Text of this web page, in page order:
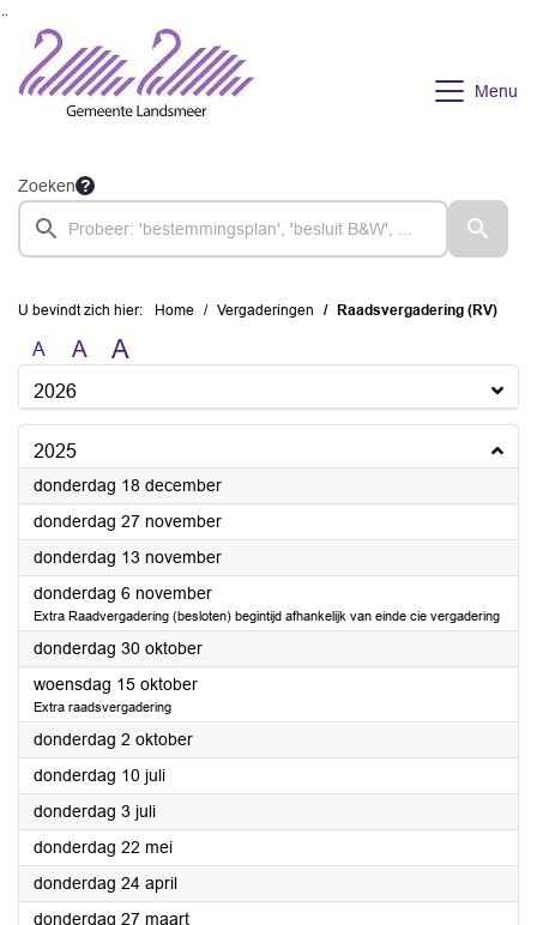
Ga naar de inhoud van deze pagina
Ga naar het zoeken
Ga naar het menu
Menu
Zoeken
U bevindt zich hier: Home Vergaderingen Raadsvergadering (RV)
A A A
2026
2025
donderdag 18 december2025
donderdag 27 november2025
donderdag 13 november2025
donderdag 6 november2025
Extra Raadvergadering (besloten) begintijd afhankelijk van einde cie vergadering
donderdag 30 oktober2025
woensdag 15 oktober2025
Extra raadsvergadering
donderdag 2 oktober2025
donderdag 10 juli2025
donderdag 3 juli2025
donderdag 22 mei2025
donderdag 24 april2025
donderdag 27 maart2025